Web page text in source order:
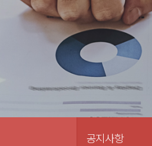
공지사항